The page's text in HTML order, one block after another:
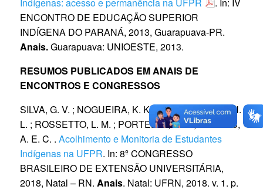
Indígenas: acesso e permanência na UFPR
. In: IV
ENCONTRO DE EDUCAÇÃO SUPERIOR
INDÍGENA DO PARANÁ, 2013, Guarapuava-PR.
Anais.Guarapuava: UNIOESTE, 2013.
RESUMOS PUBLICADOS EM ANAIS DE
ENCONTROS E CONGRESSOS
SILVA, G. V. ; NOGUEIRA, K. K. O. ; BARBOSA, L. H.
L. ; ROSSETTO, L. M. ; PORTELLA, A. L. ; FREITAS,
A. E. C. . Acolhimento e Monitoria de Estudantes
Indígenas na UFPR. In: 8º CONGRESSO
BRASILEIRO DE EXTENSÃO UNIVERSITÁRIA,
2018, Natal – RN. Anais. Natal: UFRN, 2018. v. 1. p.